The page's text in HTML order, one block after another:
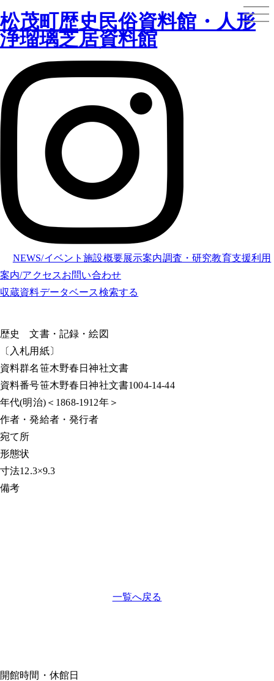
松茂町歴史民俗資料館・人形
浄瑠璃芝居資料館
NEWS/イベント施設概要展示案内調査・研究教育支援利用
案内/アクセスお問い合わせ
収蔵資料データベース検索する
歴史
文書・記録・絵図
〔入札用紙〕
資料群名笹木野春日神社文書
資料番号笹木野春日神社文書1004-14-44
年代(明治)＜1868-1912年＞
作者・発給者・発行者
宛て所
形態状
寸法12.3×9.3
備考
一覧へ戻る
開館時間・休館日